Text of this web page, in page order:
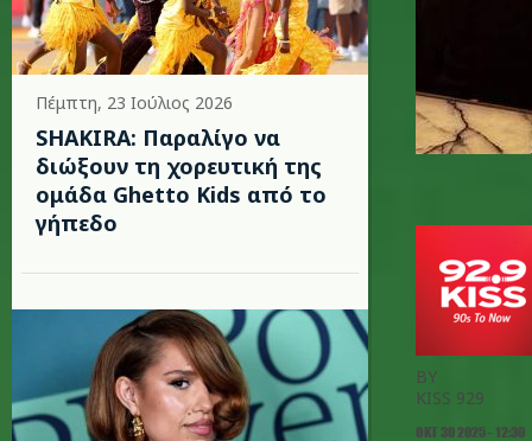
Πέμπτη, 23 Ιούλιος 2026
SHAKIRA: Παραλίγο να
διώξουν τη χορευτική της
ομάδα Ghetto Kids από το
γήπεδο
BY
KISS 929
ΟΚΤ 30 2025 - 12:30